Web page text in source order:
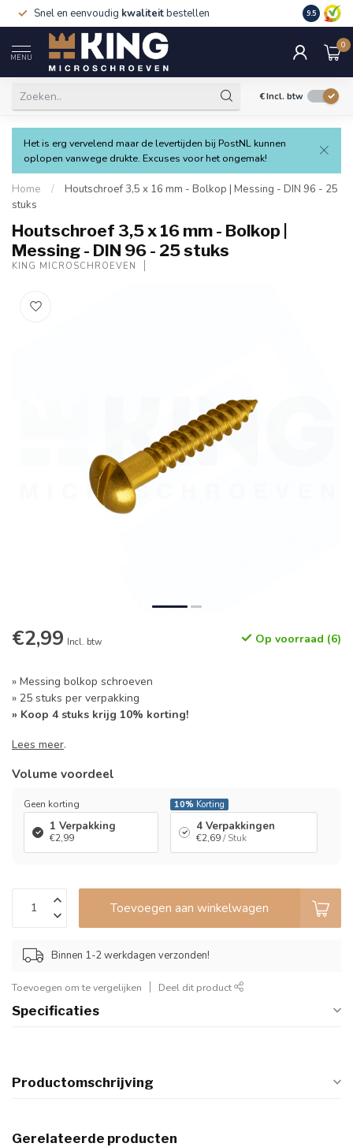
Snel en eenvoudig kwaliteitbestellen 9.5
MENU
0
€Incl. btw
Het is erg vervelend maar de levertijden bij PostNL kunnen
oplopen vanwege drukte. Excuses voor het ongemak!
Home /
Houtschroef 3,5 x 16 mm - Bolkop | Messing - DIN 96 - 25
stuks
Houtschroef 3,5 x 16 mm - Bolkop |
Messing - DIN 96 - 25 stuks
KING MICROSCHROEVEN
€2,99 Incl. btw Op voorraad (6)
» Messing bolkop schroeven
» 25 stuks per verpakking
» Koop 4 stuks krijg 10% korting!
Lees meer.
Volume voordeel
Geen korting
1 Verpakking
€2,99
10% Korting
4 Verpakkingen
€2,69/ Stuk
Toevoegen aan winkelwagen
Binnen 1-2 werkdagen verzonden!
Toevoegen om te vergelijken Deel dit product
Specificaties
Productomschrijving
Gerelateerde producten